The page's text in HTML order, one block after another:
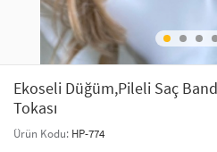
MAKYAJ ÇANTASI
ŞAL VE FULAR
ODA KOKUSU VE MUM
Ekoseli Düğüm,Pileli Saç
Tokası
Ürün Kodu: HP-774